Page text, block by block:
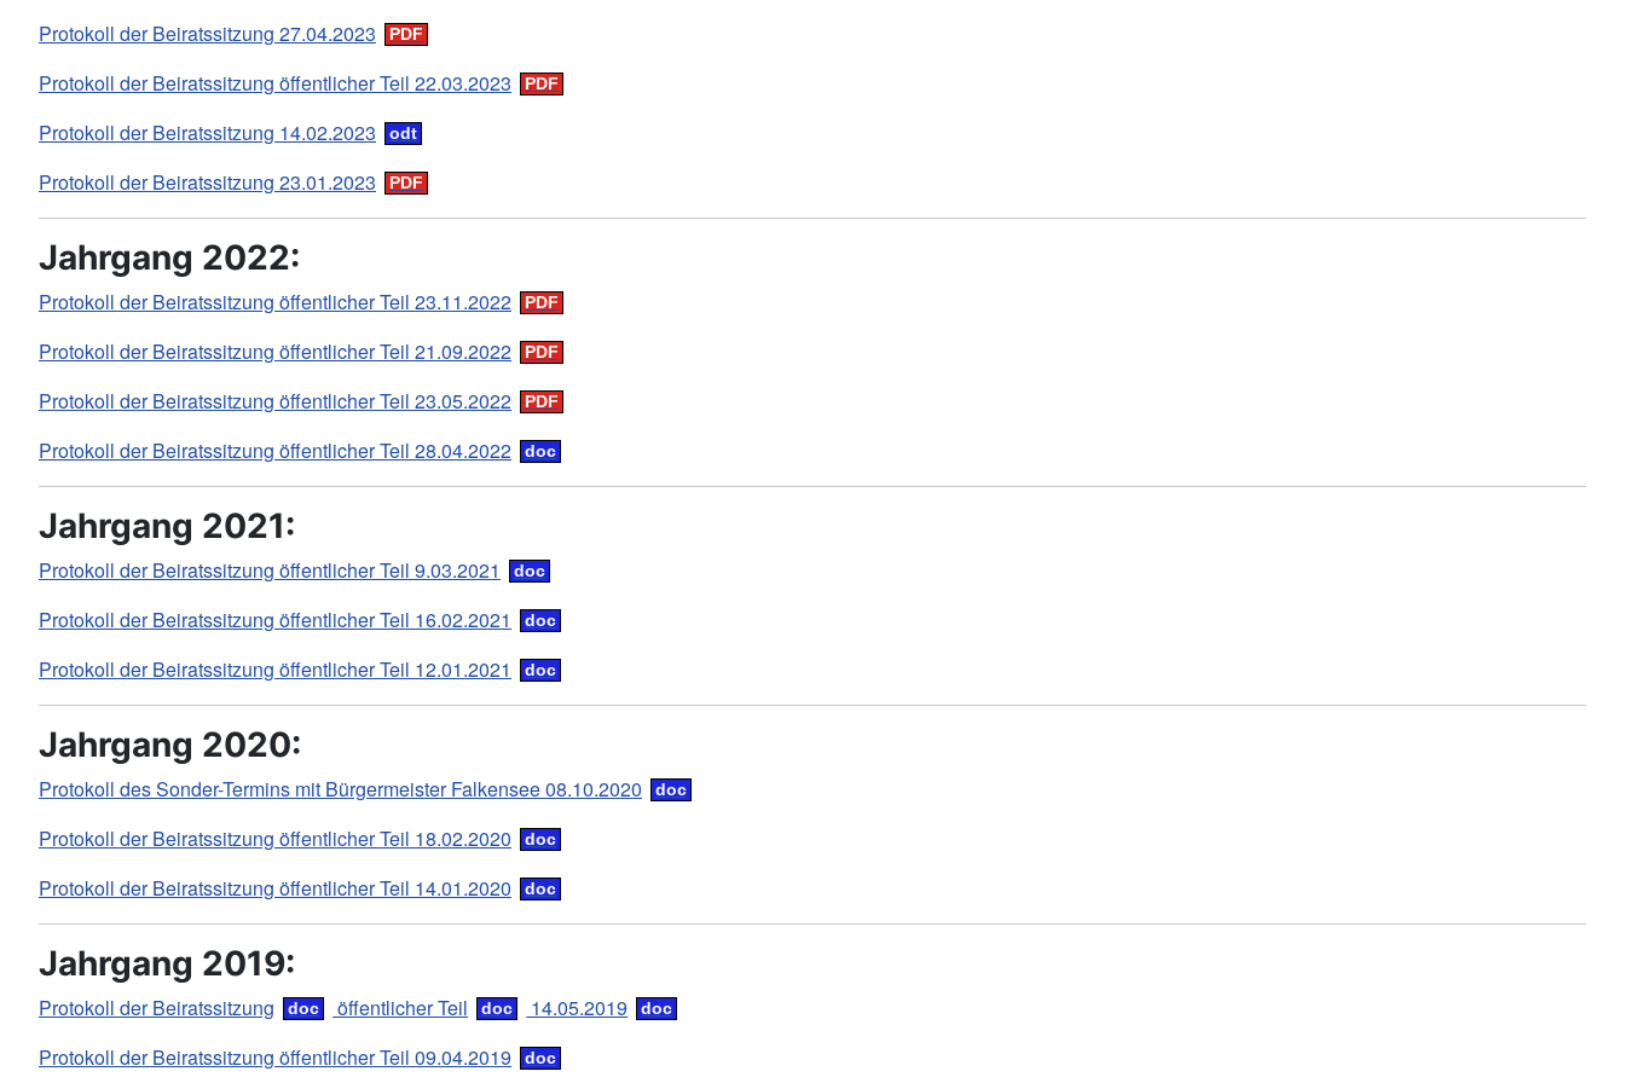
Protokoll der Beiratssitzung 27.04.2023
Protokoll der Beiratssitzung öffentlicher Teil 22.03.2023
Protokoll der Beiratssitzung 14.02.2023
Protokoll der Beiratssitzung 23.01.2023
Jahrgang 2022:
Protokoll der Beiratssitzung öffentlicher Teil 23.11.2022
Protokoll der Beiratssitzung öffentlicher Teil 21.09.2022
Protokoll der Beiratssitzung öffentlicher Teil 23.05.2022
Protokoll der Beiratssitzung öffentlicher Teil 28.04.2022
Jahrgang 2021:
Protokoll der Beiratssitzung öffentlicher Teil 9.03.2021
Protokoll der Beiratssitzung öffentlicher Teil 16.02.2021
Protokoll der Beiratssitzung öffentlicher Teil 12.01.2021
Jahrgang 2020:
Protokoll des Sonder-Termins mit Bürgermeister Falkensee 08.10.2020
Protokoll der Beiratssitzung öffentlicher Teil 18.02.2020
Protokoll der Beiratssitzung öffentlicher Teil 14.01.2020
Jahrgang 2019:
Protokoll der Beiratssitzung öffentlicher Teil
14.05.2019
Protokoll der Beiratssitzung öffentlicher Teil 09.04.2019